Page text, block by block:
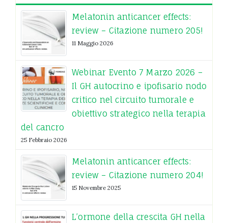
Melatonin anticancer effects:
review – Citazione numero 205!
11 Maggio 2026
Webinar Evento 7 Marzo 2026 –
Il GH autocrino e ipofisario nodo
critico nel circuito tumorale e
obiettivo strategico nella terapia
del cancro
25 Febbraio 2026
Melatonin anticancer effects:
review – Citazione numero 204!
15 Novembre 2025
L’ormone della crescita GH nella